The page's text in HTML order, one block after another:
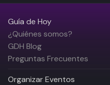
Guía de Hoy
¿Quiénes somos?
GDH Blog
Preguntas Frecuentes
Organizar Eventos